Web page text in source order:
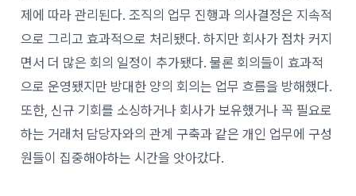
제에 따라 관리된다. 조직의 업무 진행과 의사결정은 지속적
으로 그리고 효과적으로 처리됐다. 하지만 회사가 점차 커지
면서 더 많은 회의 일정이 추가됐다. 물론 회의들이 효과적
으로 운영됐지만 방대한 양의 회의는 업무 흐름을 방해했다.
또한, 신규 기회를 소싱하거나 회사가 보유했거나 꼭 필요로
하는 거래처 담당자와의 관계 구축과 같은 개인 업무에 구성
원들이 집중해야하는 시간을 앗아갔다.